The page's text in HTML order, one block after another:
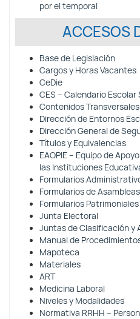
por el temporal
ACCESOS
Base de Legislación
Cargos y Horas Vacantes
CeDie
CES – Calendario Escolar
Contenidos Transversales
Dirección de Entornos
Dirección General de
Títulos y Equivalencias
EAOPIE – Equipo de
las Instituciones
Formularios
Formularios de Asambleas
Formularios Patrimoniales
Junta Electoral
Juntas de Clasificación y
Manual de
Mapoteca
Materiales
ART
Medicina Laboral
Niveles y Modalidades
Normativa RRHH –